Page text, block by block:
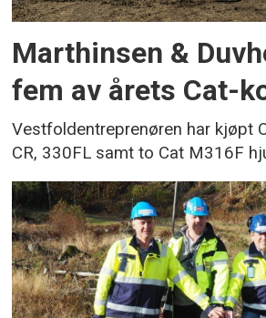
Marthinsen &
fem av årets Cat-
Vestfoldentreprenøren har kjøpt
CR, 330FL samt to Cat M316F